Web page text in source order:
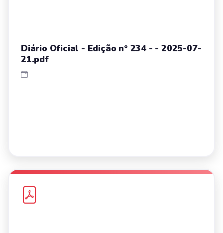
Diário Oficial - Edição nº 234 - - 2025-07-
21.pdf